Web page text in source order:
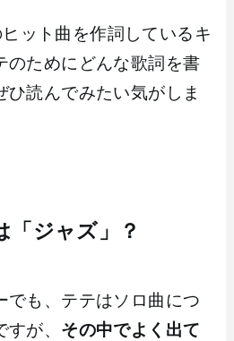
ット曲を作詞しているキ
のためにどんな歌詞を書
ひ読んでみたい気がしま
「ジャズ」？
でも、テテはソロ曲につ
が、 その中でよく出て